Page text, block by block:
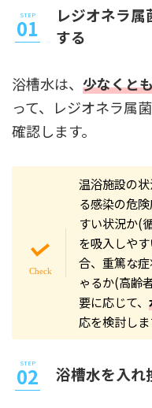
レジオネラ
する
浴槽水は、 少なくと
って、レジオネラ属
確認します。
温浴施設の
る感染の危
すい状況か(
を吸入しや
合、重篤な
ゃるか(高齢
要に応じて、
応を検討しま
浴槽水を入れ